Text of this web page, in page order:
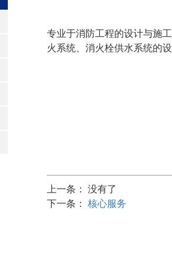
专业于消防工程的设计与施
火系统、消火栓供水系统的
上一条： 没有了
下一条： 核心服务